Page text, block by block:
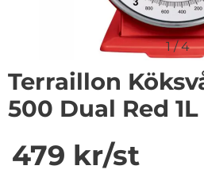
1/4
Terraillon
500 Dual Red
pris
479 kr/st